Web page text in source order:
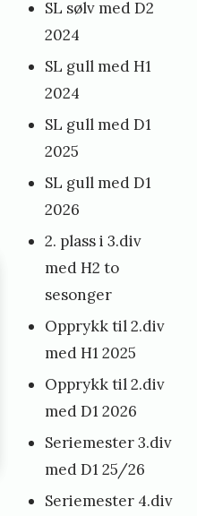
SL sølv med D2
2024
SL gull med H1
2024
SL gull med D1
2025
SL gull med D1
2026
2. plass i 3.div
med H2 to
sesonger
Opprykk til 2.div
med H1 2025
Opprykk til 2.div
med D1 2026
Seriemester 3.div
med D1 25/26
Seriemester 4.div